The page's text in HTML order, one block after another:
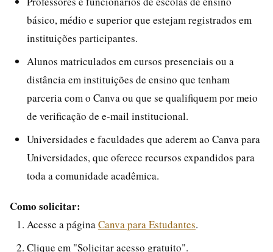
básico, médio e superior que estejam registrados em
instituições participantes.
Alunos matriculados em cursos presenciais ou a
distância em instituições de ensino que tenham
parceria com o Canva ou que se qualifiquem por meio
de verificação de e-mail institucional.
Universidades e faculdades que aderem ao Canva para
Universidades, que oferece recursos expandidos para
toda a comunidade acadêmica.
Como solicitar:
Acesse a página Canva para Estudantes.
Clique em "Solicitar acesso gratuito".